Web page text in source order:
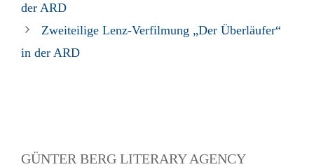
der ARD
Zweiteilige Lenz-Verfilmung „Der Überläufer“
in der ARD
GÜNTER BERG LITERARY AGENCY